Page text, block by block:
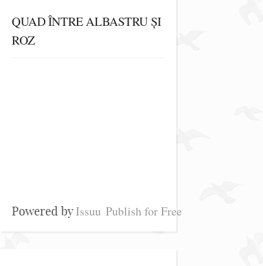
QUAD ÎNTRE ALBASTRU ȘI
ROZ
Powered byIssuu Publish for Free